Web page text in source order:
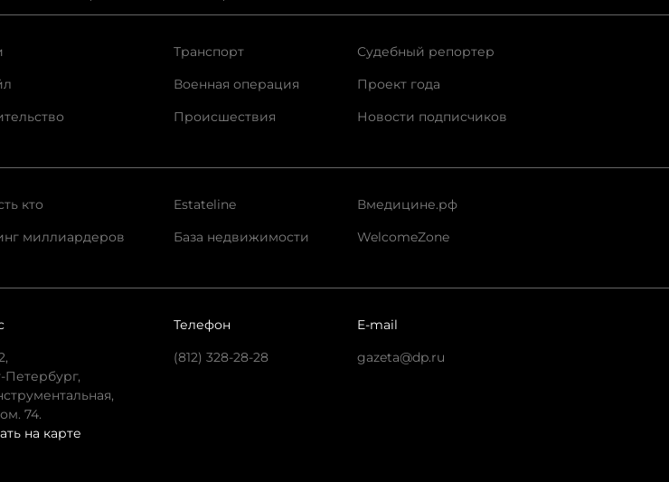
Транспорт
Военная операция
Происшествия
Судебный репортер
Проект года
Новости подписчиков
кто
миллиардеров
Estateline
База недвижимости
Вмедицине.рф
WelcomeZone
Петербург,
74.
на карте
Телефон
(812) 328-28-28
E-mail
gazeta@dp.ru